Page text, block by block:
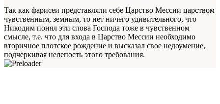
Так как фарисеи представляли себе Царство Мессии царством
чувственным, земным, то нет ничего удивительного, что
Никодим понял эти слова Господа тоже в чувственном
смысле, т.е. что для входа в Царство Мессии необходимо
вторичное плотское рождение и высказал свое недоумение,
подчеркивая нелепость этого требования.